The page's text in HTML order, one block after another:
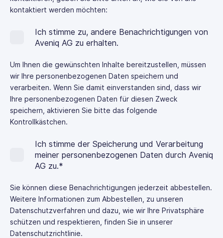
kontaktiert werden möchten:
Ich stimme zu, andere Benachrichtigungen von
Aveniq AG zu erhalten.
Um Ihnen die gewünschten Inhalte bereitzustellen, müssen
wir Ihre personenbezogenen Daten speichern und
verarbeiten. Wenn Sie damit einverstanden sind, dass wir
Ihre personenbezogenen Daten für diesen Zweck
speichern, aktivieren Sie bitte das folgende
Kontrollkästchen.
Ich stimme der Speicherung und Verarbeitung
meiner personenbezogenen Daten durch Aveniq
AG zu.*
Sie können diese Benachrichtigungen jederzeit abbestellen.
Weitere Informationen zum Abbestellen, zu unseren
Datenschutzverfahren und dazu, wie wir Ihre Privatsphäre
schützen und respektieren, finden Sie in unserer
Datenschutzrichtlinie.